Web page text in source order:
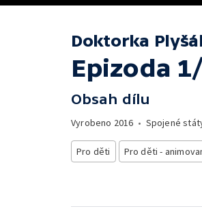
Doktorka
Epizoda
Obsah dílu
Vyrobeno 2016 • Spojené
Pro děti Pro děti -